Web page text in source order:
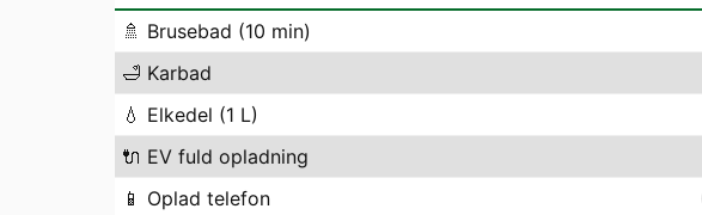
🚿 Brusebad (10 min)
🛁 Karbad
💧 Elkedel (1 L)
🔌 EV fuld opladning
📱 Oplad telefon